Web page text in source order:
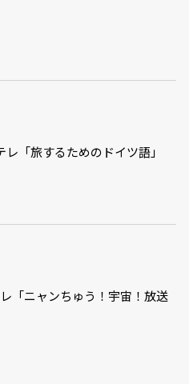
レ「旅するためのドイツ語」
「ニャンちゅう！宇宙！放送